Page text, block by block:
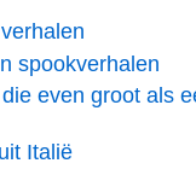
spookverhalen
even groot als
Italië